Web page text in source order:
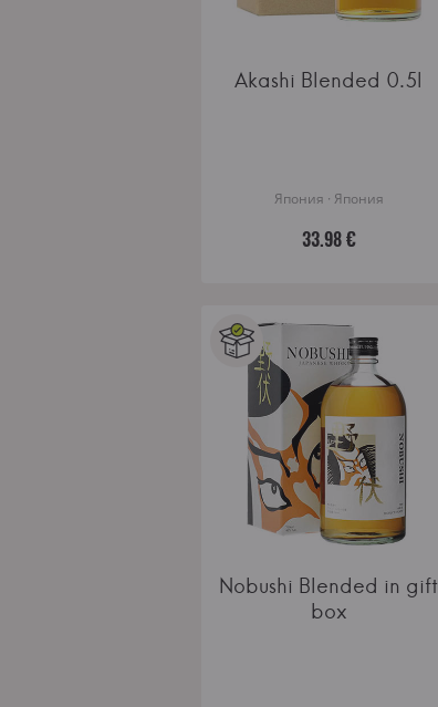
Akashi Blended 0.5l
Япония · Япония
33.98 €
Nobushi Blended in gift
box